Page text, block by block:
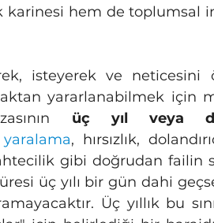
karinesi hem de toplumsal
isteyerek ve neticesini
yararlanabilmek için
üç yıl veya
, hırsızlık,
gibi doğrudan failin
üç yılı bir gün dahi
Üç yıllık bu